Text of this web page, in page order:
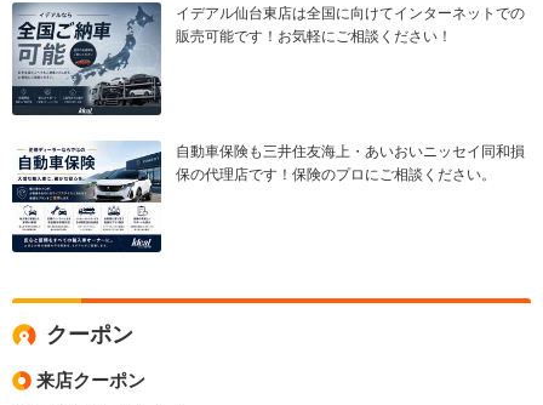
イデアル仙台東店は全国に向けてインターネットでの
販売可能です！お気軽にご相談ください！
自動車保険も三井住友海上・あいおいニッセイ同和損
保の代理店です！保険のプロにご相談ください。
クーポン
来店クーポン